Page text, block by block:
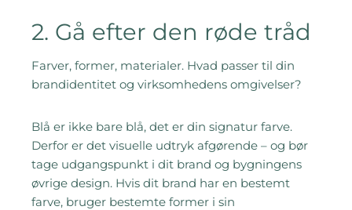
2. Gå efter den røde tråd
Farver, former, materialer. Hvad passer til din
brandidentitet og virksomhedens omgivelser?
Blå er ikke bare blå, det er din signatur farve.
Derfor er det visuelle udtryk afgørende – og bør
tage udgangspunkt i dit brand og bygningens
øvrige design. Hvis dit brand har en bestemt
farve, bruger bestemte former i sin